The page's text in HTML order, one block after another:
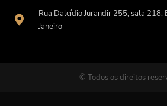
Rua Dalcídio Jurandir 255, sala 218.
Janeiro
© Todos os direitos